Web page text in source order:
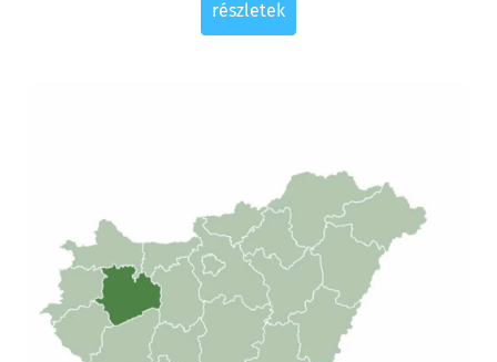
részletek